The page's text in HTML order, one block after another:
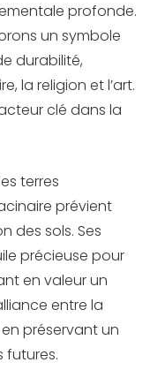
profonde.
un symbole
durabilité,
la religion et l’art.
clé dans la
terres
prévient
des sols. Ses
précieuse pour
en valeur un
entre la
préservant un
futures.